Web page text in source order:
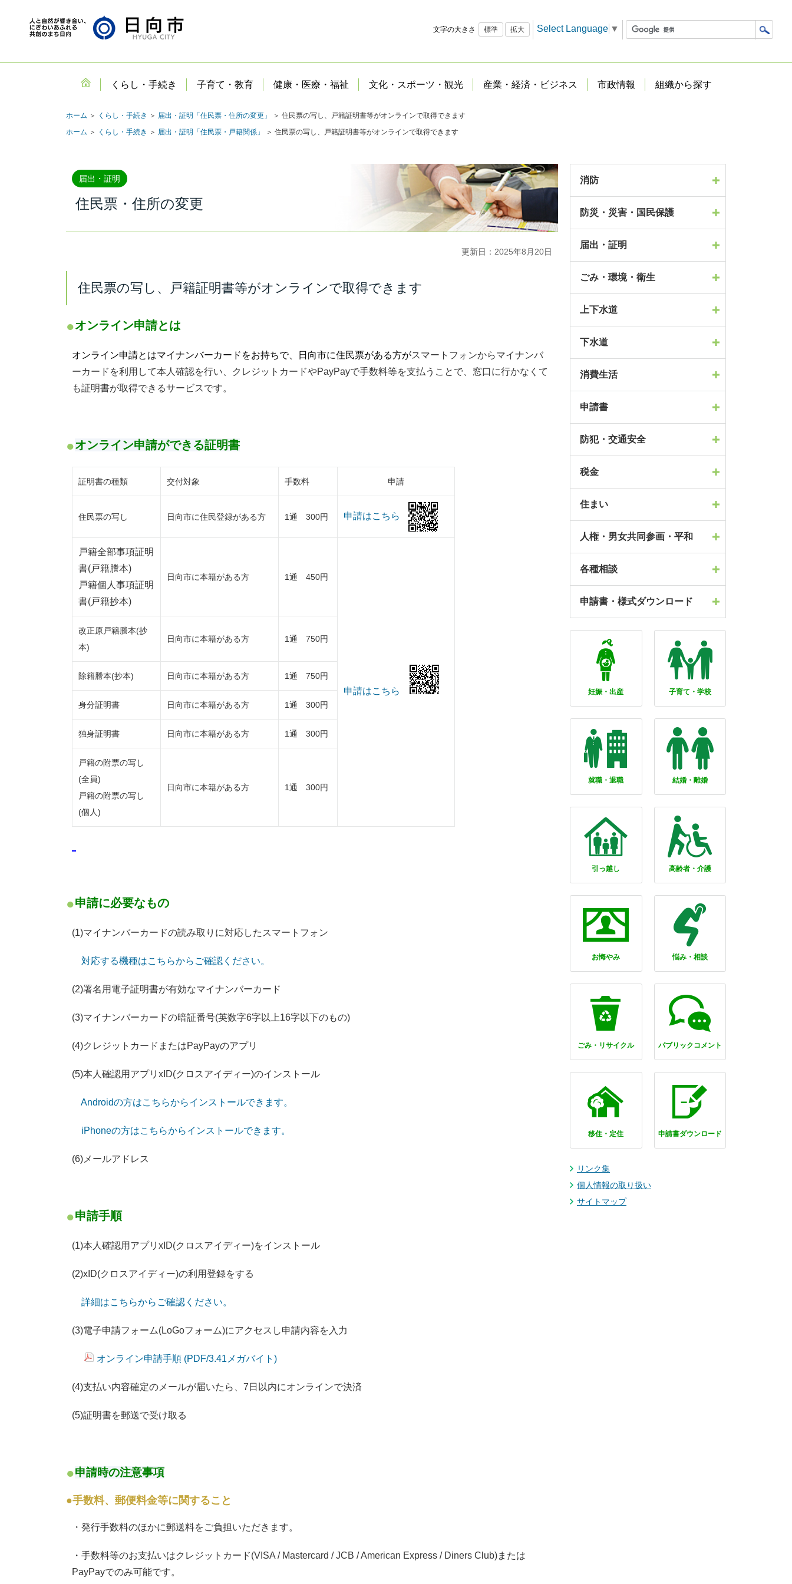
文字の大きさ 標準 拡大 Select Language ▼
くらし・手続き 子育て・教育 健康・医療・福祉 文化・スポーツ・観光 産業・経済・ビジネス 市政情報 組織から探す
ホーム ＞ くらし・手続き ＞ 届出・証明「住民票・住所の変更」
＞ 住民票の写し、戸籍証明書等がオンラインで取得できます
ホーム ＞ くらし・手続き ＞ 届出・証明「住民票・戸籍関係」 ＞ 住民票の写し、戸籍証明書等がオンラインで取得できます
届出・証明
住民票・住所の変更
更新日：2025年8月20日
住民票の写し、戸籍証明書等がオンラインで取得できます
オンライン申請とは
オンライン申請とはマイナンバーカードをお持ちで、日向市に住民票がある方がスマートフォンからマイナンバ
ーカードを利用して本人確認を行い、クレジットカードやPayPayで手数料等を支払うことで、窓口に行かなくて
も証明書が取得できるサービスです。
オンライン申請ができる証明書
証明書の種類 交付対象 手数料 申請
住民票の写し 日向市に住民登録がある方 1通 300円 申請はこちら
戸籍全部事項証明
書(戸籍謄本)
戸籍個人事項証明
書(戸籍抄本)
日向市に本籍がある方 1通 450円
申請はこちら
改正原戸籍謄本(抄
本)
日向市に本籍がある方 1通 750円
除籍謄本(抄本) 日向市に本籍がある方 1通 750円
身分証明書 日向市に本籍がある方 1通 300円
独身証明書 日向市に本籍がある方 1通 300円
戸籍の附票の写し
(全員)
戸籍の附票の写し
(個人)
日向市に本籍がある方 1通 300円
申請に必要なもの
(1)マイナンバーカードの読み取りに対応したスマートフォン
対応する機種はこちらからご確認ください。
(2)署名用電子証明書が有効なマイナンバーカード
(3)マイナンバーカードの暗証番号(英数字6字以上16字以下のもの)
(4)クレジットカードまたはPayPayのアプリ
(5)本人確認用アプリxID(クロスアイディー)のインストール
Androidの方はこちらからインストールできます。
iPhoneの方はこちらからインストールできます。
(6)メールアドレス
申請手順
(1)本人確認用アプリxID(クロスアイディー)をインストール
(2)xID(クロスアイディー)の利用登録をする
詳細はこちらからご確認ください。
(3)電子申請フォーム(LoGoフォーム)にアクセスし申請内容を入力
オンライン申請手順 (PDF/3.41メガバイト)
(4)支払い内容確定のメールが届いたら、7日以内にオンラインで決済
(5)証明書を郵送で受け取る
申請時の注意事項
●手数料、郵便料金等に関すること
・発行手数料のほかに郵送料をご負担いただきます。
・手数料等のお支払いはクレジットカード(VISA / Mastercard / JCB / American Express / Diners Club)または
PayPayでのみ可能です。
消防
防災・災害・国民保護
届出・証明
ごみ・環境・衛生
上下水道
下水道
消費生活
申請書
防犯・交通安全
税金
住まい
人権・男女共同参画・平和
各種相談
申請書・様式ダウンロード
妊娠・出産 子育て・学校
就職・退職 結婚・離婚
引っ越し 高齢者・介護
お悔やみ 悩み・相談
ごみ・リサイクル パブリックコメント
移住・定住 申請書ダウンロード
リンク集
個人情報の取り扱い
サイトマップ